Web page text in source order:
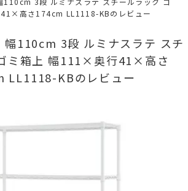
高さ174cm LL1118-KBのレビュー
幅110cm 3段 ルミナスラテ スチ
ミ箱上 幅111×奥行41×高さ
LL1118-KBのレビュー